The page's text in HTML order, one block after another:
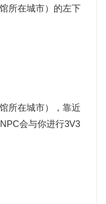
所在城市）的左下
所在城市），靠近
会与你进行3V3